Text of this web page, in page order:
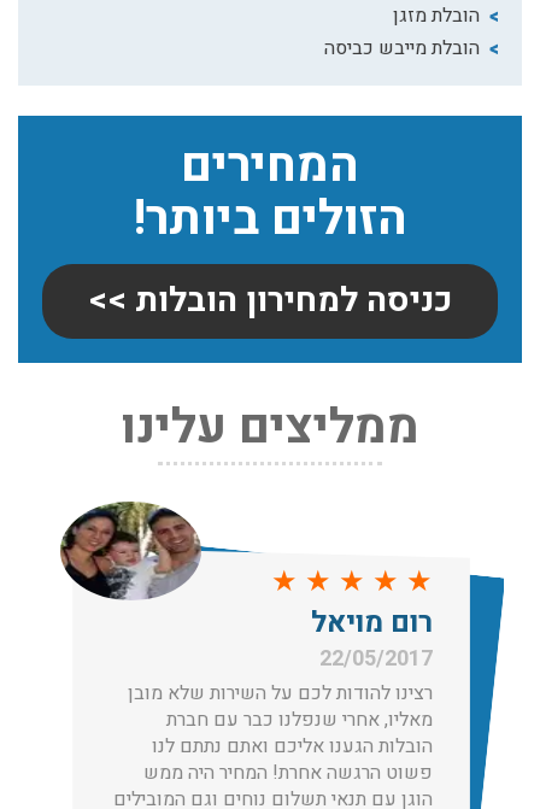
הובלת מזגן
הובלת מייבש כביסה
המחירים
הזולים ביותר!
כניסה למחירון הובלות >>
ממליצים עלינו
★
לכם על השירות שלא מובן
כבר עם חברת
אליכם ואתם נתתם לנו
המחיר היה ממש
נוחים וגם המובילים
★
★
★
רצינו להודות
הוגן עם תנאי
לפני שמתבצעת ההובלה צריכים לדאוג לארוז את הכל כמו
שצריך! פורטל המובילים בישראל מציע לכם שירותי אריזה
ברמה הגבוהה ביותר, לקבלת הצעת מחיר כנסו עכשיו
עודכן לאחרונה: 30/03/2026, 12:23
הובלות מנוף בגבעת שמואל:
שירותי הובלה עם מנוף בגבעת שמואל לכל סוגי ההובלות
החל מהובלת תכולת דירה שלמה עם מנוף ועד פריט בודד.